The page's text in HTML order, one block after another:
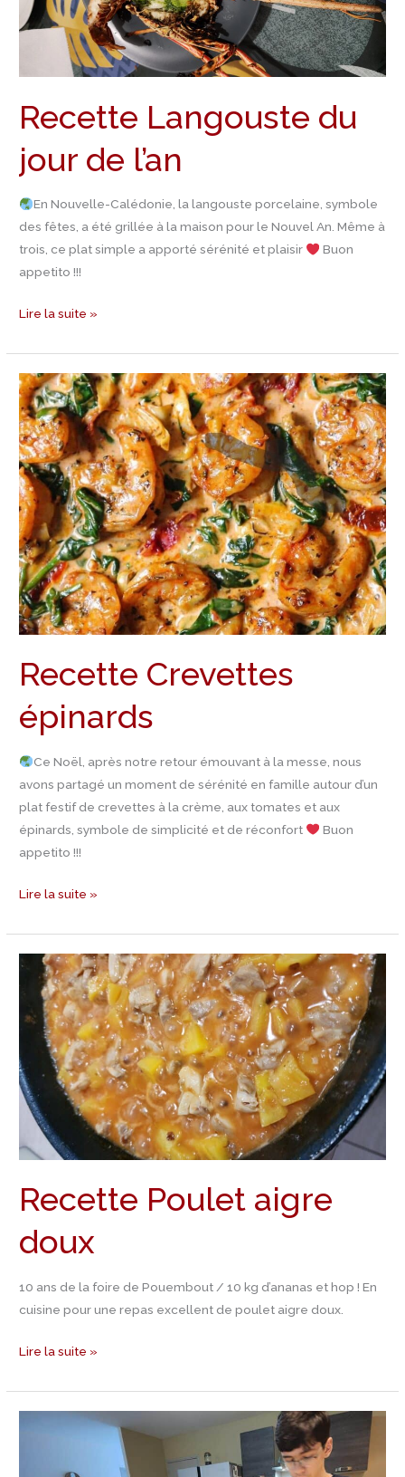
Recette Langouste du
jour de l’an
En Nouvelle-Calédonie, la langouste porcelaine, symbole
des fêtes, a été grillée à la maison pour le Nouvel An. Même à
trois, ce plat simple a apporté sérénité et plaisir
Buon
appetito !!!
Lire la suite »
Recette Crevettes
épinards
Ce Noël, après notre retour émouvant à la messe, nous
avons partagé un moment de sérénité en famille autour d’un
plat festif de crevettes à la crème, aux tomates et aux
épinards, symbole de simplicité et de réconfort
Buon
appetito !!!
Recette
Crevettes
épinards
Lire la suite »
Recette Poulet aigre
doux
10 ans de la foire de Pouembout / 10 kg d’ananas et hop ! En
cuisine pour une repas excellent de poulet aigre doux.
Recette
Poulet
aigre
doux
Lire la suite »